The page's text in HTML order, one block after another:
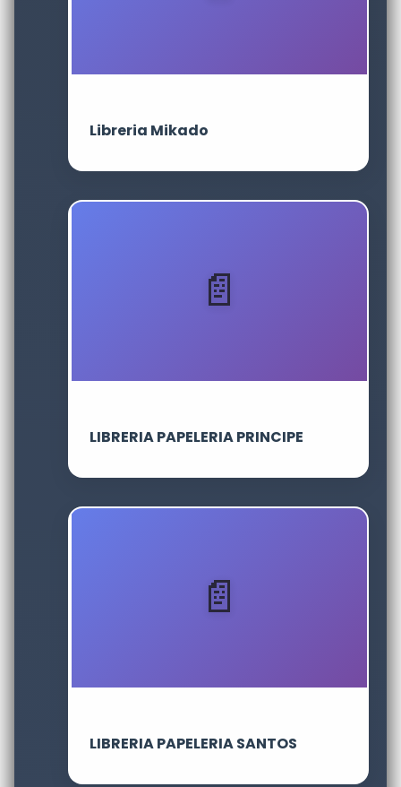
Libreria Mikado
LIBRERIA PAPELERIA PRINCIPE
LIBRERIA PAPELERIA SANTOS